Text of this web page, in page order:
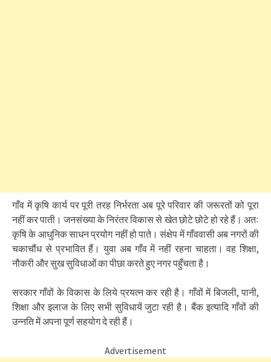
गाँव में कृषि कार्य पर पूरी तरह निर्भरता अब पूरे परिवार की जरूरतों को पूरा
नहीं कर पाती। जनसंख्या के निरंतर विकास से खेत छोटे छोटे हो रहे हैं। अतः
कृषि के आधुनिक साधन प्रयोग नहीं हो पाते। संक्षेप में गाँववासी अब नगरों की
चकाचौंध से प्रभावित हैं। युवा अब गाँव में नहीं रहना चाहता। वह शिक्षा,
नौकरी और सुख सुविधाओं का पीछा करते हुए नगर पहुँचता है।
सरकार गाँवों के विकास के लिये प्रयत्न कर रही है। गाँवों में बिजली, पानी,
शिक्षा और इलाज के लिए सभी सुविधायें जुटा रही है। बैंक इत्यादि गाँवों की
उन्नति में अपना पूर्ण सहयोग दे रही हैं।
Advertisement